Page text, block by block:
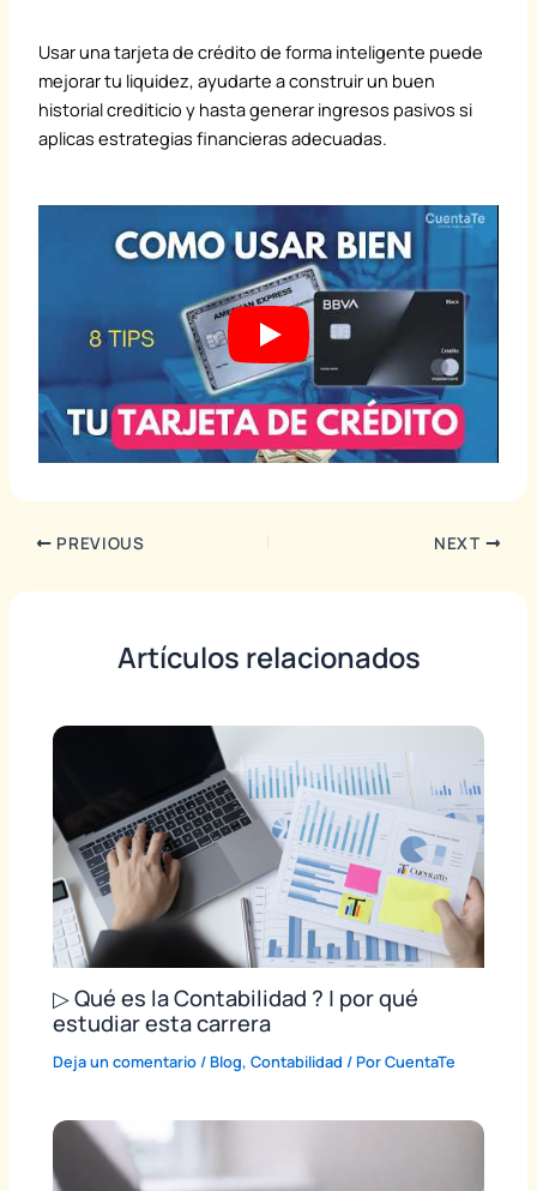
Usar una tarjeta de crédito de forma inteligente puede
mejorar tu liquidez, ayudarte a construir un buen
historial crediticio y hasta generar ingresos pasivos si
aplicas estrategias financieras adecuadas.
PREVIOUS NEXT
Artículos relacionados
▷ Qué es la Contabilidad ? | por qué
estudiar esta carrera
Deja un comentario/Blog,Contabilidad / PorCuentaTe